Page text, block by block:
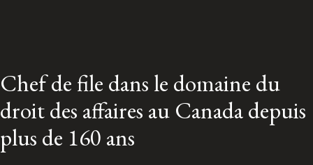
Chef de file dans le domaine du
droit des affaires au Canada depuis
plus de 160 ans